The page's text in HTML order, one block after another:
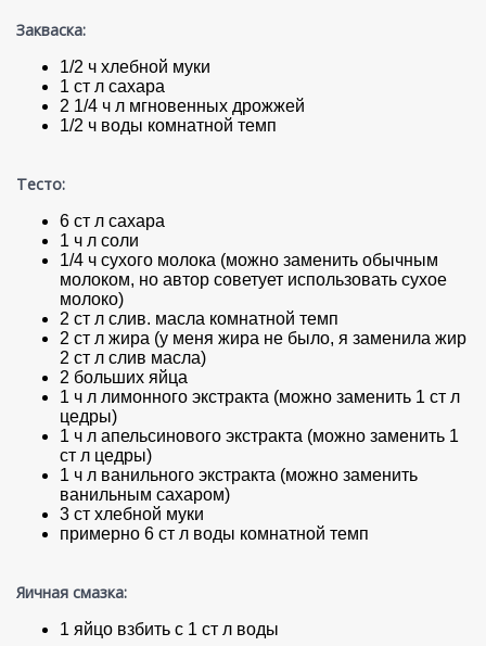
Закваска:
1/2 ч хлебной муки
1 ст л сахара
2 1/4 ч л мгновенных дрожжей
1/2 ч воды комнатной темп
Тесто:
6 ст л сахара
1 ч л соли
1/4 ч сухого молока (можно заменить обычным
молоком, но автор советует использовать сухое
молоко)
2 ст л слив. масла комнатной темп
2 ст л жира (у меня жира не было, я заменила жир
2 ст л слив масла)
2 больших яйца
1 ч л лимонного экстракта (можно заменить 1 ст л
цедры)
1 ч л апельсинового экстракта (можно заменить 1
ст л цедры)
1 ч л ванильного экстракта (можно заменить
ванильным сахаром)
3 ст хлебной муки
примерно 6 ст л воды комнатной темп
Яичная смазка:
1 яйцо взбить с 1 ст л воды